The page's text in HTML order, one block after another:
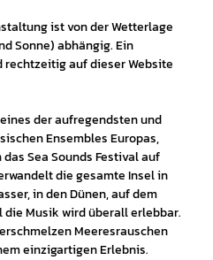
ist von der Wetterlage
Sonne) abhängig. Ein
auf dieser Website
der aufregendsten und
Ensembles Europas,
Sea Sounds Festival auf
die gesamte Insel in
in den Dünen, auf dem
die Musik wird überall erlebbar.
Meeresrauschen
einzigartigen Erlebnis.